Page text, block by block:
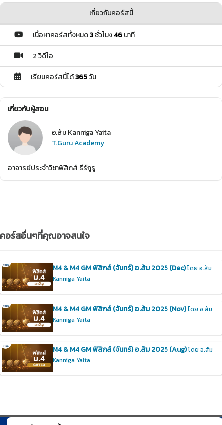
เกี่ยวกับคอร์สนี้
เนื้อหาคอร์สทั้งหมด3ชั่วโมง46นาที
2 วิดีโอ
เรียนคอร์สนี้ได้365วัน
เกี่ยวกับผู้สอน
อ.ส้ม Kanniga Yaita
T.Guru Academy
อาจารย์ประจำวิชาฟิสิกส์ ธีร์กูรู
คอร์สอื่นๆที่คุณอาจสนใจ
M4 & M4 GM ฟิสิกส์ (จันทร์) อ.ส้ม 2025 (Dec)โดย อ.ส้ม
Kanniga Yaita
M4 & M4 GM ฟิสิกส์ (จันทร์) อ.ส้ม 2025 (Nov)โดย อ.ส้ม
Kanniga Yaita
M4 & M4 GM ฟิสิกส์ (จันทร์) อ.ส้ม 2025 (Aug)โดย อ.ส้ม
Kanniga Yaita